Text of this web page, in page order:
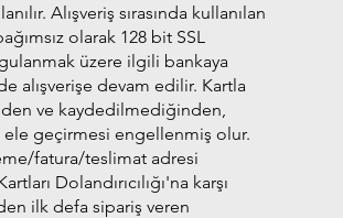
Alışveriş sırasında kullanılan
olarak 128 bit SSL
üzere ilgili bankaya
alışverişe devam edilir. Kartla
ve kaydedilmediğinden,
ele geçirmesi engellenmiş olur.
fatura/teslimat adresi
Dolandırıcılığı'na karşı
ilk defa sipariş veren